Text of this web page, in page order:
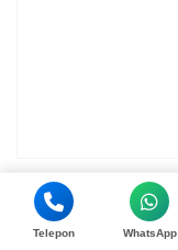
Telepon WhatsApp